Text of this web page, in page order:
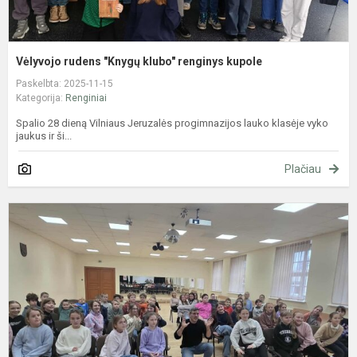
Vėlyvojo rudens "Knygų klubo" renginys kupole
Paskelbta: 2025-11-15
Kategorija: Renginiai
Spalio 28 dieną Vilniaus Jeruzalės progimnazijos lauko klasėje vyko
jaukus ir ši...
Plačiau